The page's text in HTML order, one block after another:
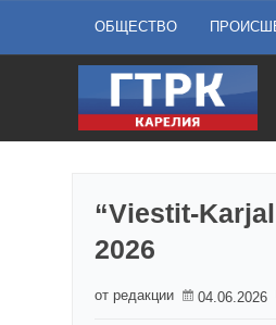
ОБЩЕСТВО
“Viestit-
2026
от редакции 04.06.2026